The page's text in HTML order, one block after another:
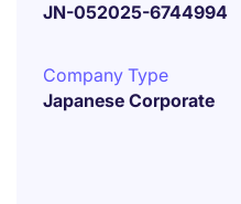
JN-052025-6744994
Company Type
Japanese Corporate